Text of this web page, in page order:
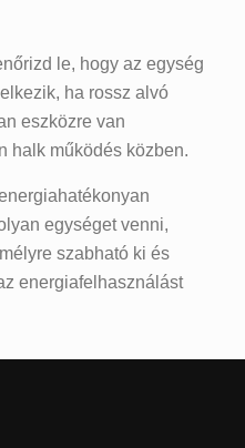
le, hogy az egység
ha rossz alvó
eszközre van
halk működés közben.
egységet venni,
szabható ki és
energiafelhasználást